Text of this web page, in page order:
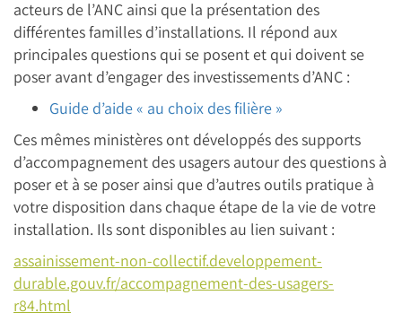
acteurs de l’ANC ainsi que la présentation des
différentes familles d’installations. Il répond aux
principales questions qui se posent et qui doivent se
poser avant d’engager des investissements d’ANC :
Guide d’aide « au choix des filière »
Ces mêmes ministères ont développés des supports
d’accompagnement des usagers autour des questions à
poser et à se poser ainsi que d’autres outils pratique à
votre disposition dans chaque étape de la vie de votre
installation. Ils sont disponibles au lien suivant :
assainissement-non-collectif.developpement-
durable.gouv.fr/accompagnement-des-usagers-
r84.html